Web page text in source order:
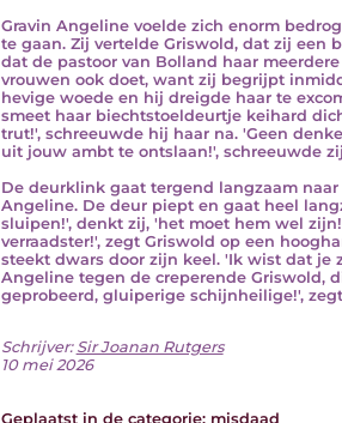
Gravin Angeline voelde zich enorm
te gaan. Zij vertelde Griswold, dat zij een
dat de pastoor van Bolland haar
vrouwen ook doet, want zij begrijpt
hevige woede en hij dreigde haar te
smeet haar biechtstoeldeurtje keihard
trut!', schreeuwde hij haar na. 'Geen
uit jouw ambt te ontslaan!', schreeuwde
De deurklink gaat tergend langzaam
Angeline. De deur piept en gaat heel
sluipen!', denkt zij, 'het moet hem wel
verraadster!', zegt Griswold op een
steekt dwars door zijn keel. 'Ik wist dat je
Angeline tegen de creperende Griswold,
geprobeerd, gluiperige schijnheilige!',
Schrijver: Sir Joanan Rutgers
10 mei 2026
Geplaatst in de categorie: misdaad